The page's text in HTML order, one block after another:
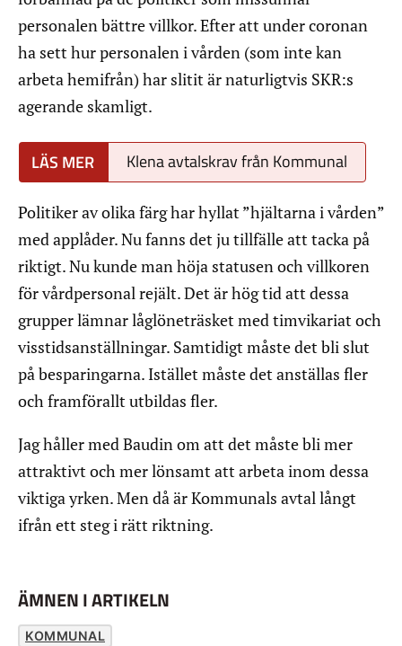
personalen bättre villkor. Efter att under coronan
ha sett hur personalen i vården (som inte kan
arbeta hemifrån) har slitit är naturligtvis SKR:s
agerande skamligt.
Klena avtalskrav från Kommunal
Politiker av olika färg har hyllat ”hjältarna i vården”
med applåder. Nu fanns det ju tillfälle att tacka på
riktigt. Nu kunde man höja statusen och villkoren
för vårdpersonal rejält. Det är hög tid att dessa
grupper lämnar låglöneträsket med timvikariat och
visstidsanställningar. Samtidigt måste det bli slut
på besparingarna. Istället måste det anställas fler
och framförallt utbildas fler.
Jag håller med Baudin om att det måste bli mer
attraktivt och mer lönsamt att arbeta inom dessa
viktiga yrken. Men då är Kommunals avtal långt
ifrån ett steg i rätt riktning.
ÄMNEN I ARTIKELN
KOMMUNAL